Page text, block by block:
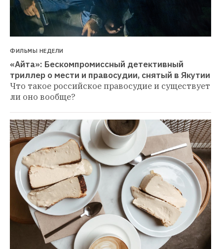
ФИЛЬМЫ НЕДЕЛИ
«Айта»: Бескомпромиссный детективный
триллер о мести и правосудии, снятый в Якутии
Что такое российское правосудие и существует
ли оно вообще?